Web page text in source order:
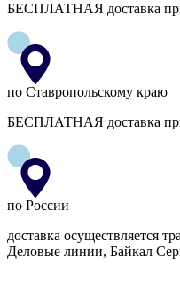
БЕСПЛАТНАЯ доставка при
по Ставропольскому краю
БЕСПЛАТНАЯ доставка при
по России
доставка осуществляется
Деловые линии, Байкал